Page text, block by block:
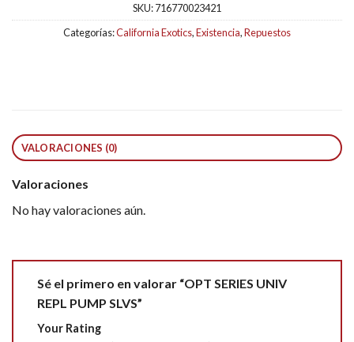
SKU:716770023421
Categorías:California Exotics,Existencia,Repuestos
VALORACIONES (0)
Valoraciones
No hay valoraciones aún.
Sé el primero en valorar “OPT SERIES UNIV
REPL PUMP SLVS”
Your Rating